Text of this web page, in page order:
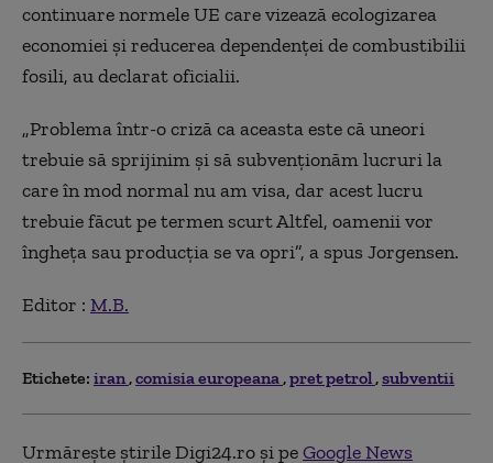
continuare normele UE care vizează ecologizarea
economiei și reducerea dependenței de combustibilii
fosili, au declarat oficialii.
„Problema într-o criză ca aceasta este că uneori
trebuie să sprijinim și să subvenționăm lucruri la
care în mod normal nu am visa, dar acest lucru
trebuie făcut pe termen scurt Altfel, oamenii vor
îngheța sau producția se va opri”, a spus Jorgensen.
Editor : M.B.
Etichete: iran comisia europeana pret petrol subventii
Urmărește știrile Digi24.ro și peGoogle News